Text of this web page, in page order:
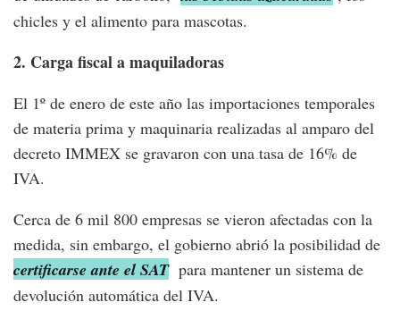
chicles y el alimento para mascotas.
2. Carga fiscal a maquiladoras
El 1º de enero de este año las importaciones temporales
de materia prima y maquinaria realizadas al amparo del
decreto IMMEX se gravaron con una tasa de 16% de
IVA.
Cerca de 6 mil 800 empresas se vieron afectadas con la
medida, sin embargo, el gobierno abrió la posibilidad de
certificarse ante el SAT para mantener un sistema de
devolución automática del IVA.